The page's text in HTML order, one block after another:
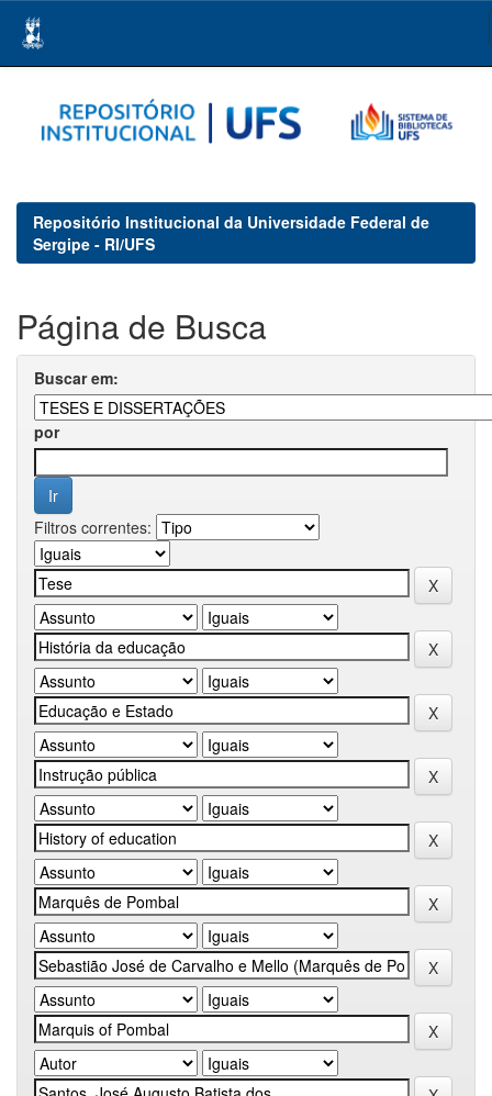
navigation
Repositório Institucional da Universidade Federal de
Sergipe - RI/UFS
Página de Busca
Buscar em:
por
Filtros correntes: